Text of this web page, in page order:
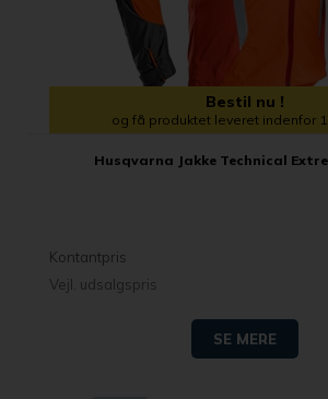
Bestil nu !
og få produktet leveret indenfor
Husqvarna Jakke Technical
Kontantpris
Vejl. udsalgspris
SE MERE